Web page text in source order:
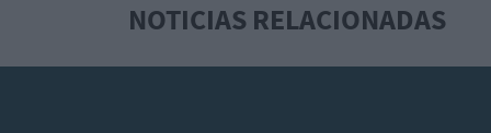
NOTICIAS RELACIONADAS